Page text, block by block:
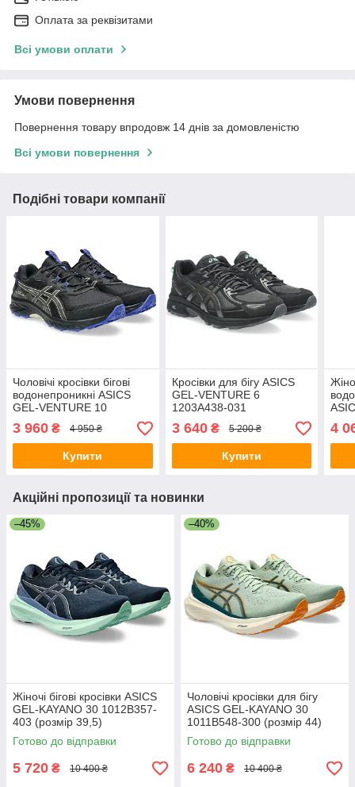
Оплата за реквізитами
Всі умови оплати
Умови повернення
Повернення товару впродовж 14 днів за домовленістю
Всі умови повернення
Подібні товари компанії
Чоловічі кросівки бігові
водонепроникні ASICS
GEL-VENTURE 10
WATERPROOF 1011B965-
002 (розмір 44)
3 960 ₴ 4 950 ₴
Купити
Кросівки для бігу ASICS
GEL-VENTURE 6
1203A438-031
3 640₴ 5 200 ₴
Купити
4
Акційні пропозиції та новинки
–45%
Жіночі бігові кросівки ASICS
GEL-KAYANO 30 1012B357-
403 (розмір 39,5)
Готово до відправки
5 720 ₴ 10 400 ₴
–40%
Чоловічі кросівки для бігу
ASICS GEL-KAYANO 30
1011B548-300 (розмір 44)
Готово до відправки
6 240 ₴ 10 400 ₴